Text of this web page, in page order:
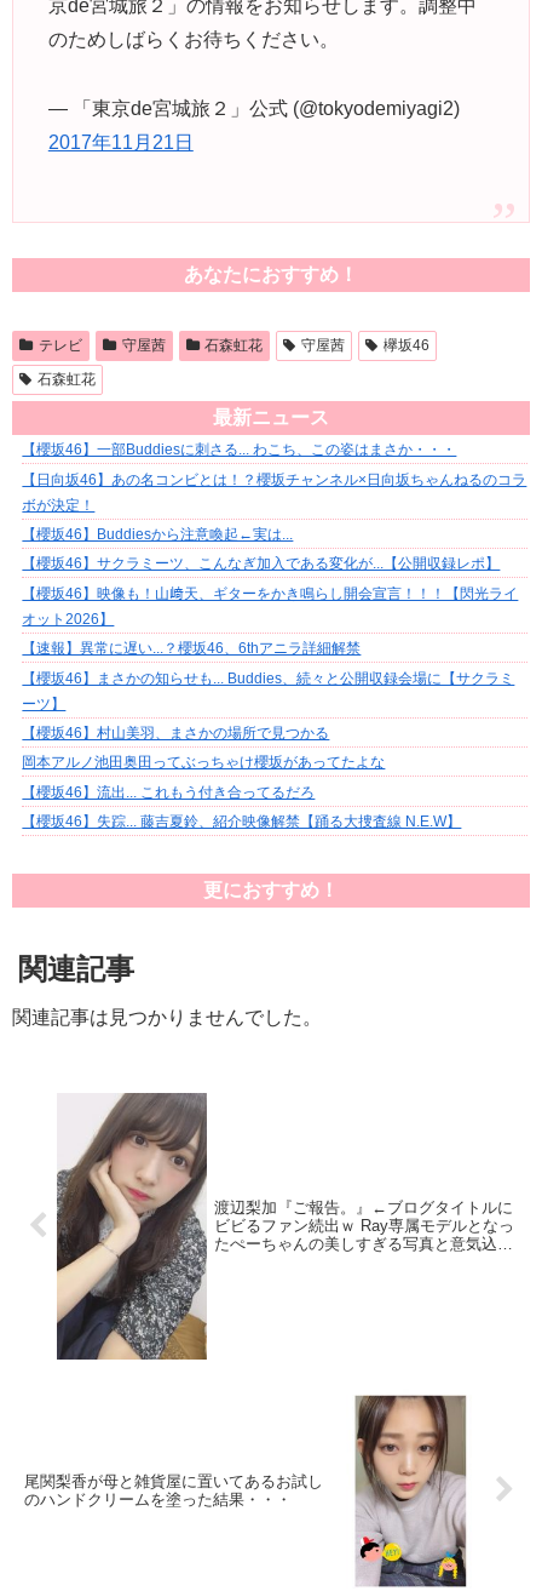
京de宮城旅２」の情報をお知らせします。調整中
のためしばらくお待ちください。
— 「東京de宮城旅２」公式 (@tokyodemiyagi2)
2017年11月21日
あなたにおすすめ！
テレビ 守屋茜 石森虹花 守屋茜
欅坂46
石森虹花
最新ニュース
【櫻坂46】一部Buddiesに刺さる... わこち、この姿はまさか・・・
【日向坂46】あの名コンビとは！？櫻坂チャンネル×日向坂ちゃんねるのコラ
ボが決定！
【櫻坂46】Buddiesから注意喚起←実は...
【櫻坂46】サクラミーツ、こんなぎ加入である変化が...【公開収録レポ】
【櫻坂46】映像も！山﨑天、ギターをかき鳴らし開会宣言！！！【閃光ライ
オット2026】
【速報】異常に遅い...？櫻坂46、6thアニラ詳細解禁
【櫻坂46】まさかの知らせも... Buddies、続々と公開収録会場に【サクラミ
ーツ】
【櫻坂46】村山美羽、まさかの場所で見つかる
岡本アルノ池田奥田ってぶっちゃけ櫻坂があってたよな
【櫻坂46】流出... これもう付き合ってるだろ
【櫻坂46】失踪... 藤吉夏鈴、紹介映像解禁【踊る大捜査線 N.E.W】
更におすすめ！
関連記事
関連記事は見つかりませんでした。
渡辺梨加『ご報告。』←ブログタイトルに
ビビるファン続出ｗ Ray専属モデルとなっ
たぺーちゃんの美しすぎる写真と意気込み
尾関梨香が母と雑貨屋に置いてあるお試し
のハンドクリームを塗った結果・・・